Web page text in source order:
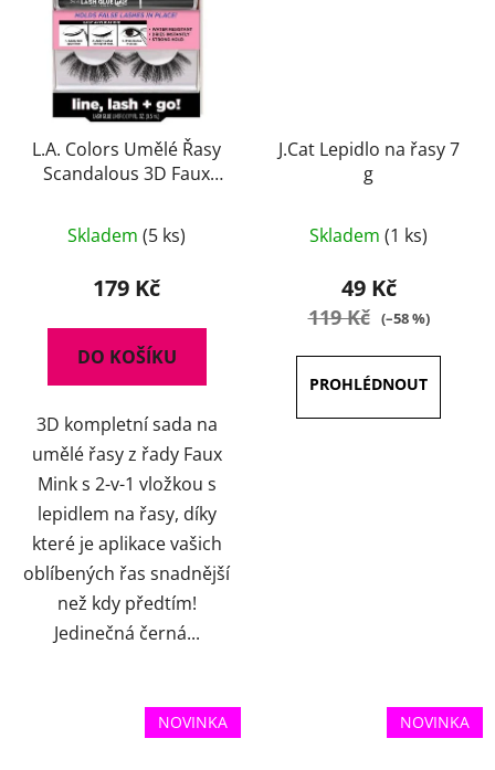
L.A. Colors Umělé Řasy
Scandalous 3D Faux
hodnocení
produktu
5,0
z
hvězdiček.
Skladem (5 ks)
179 Kč
DO KOŠÍKU
3D kompletní sada na
umělé řasy z řady Faux
Mink s 2-v-1 vložkou s
lepidlem na řasy, díky
které je aplikace vašich
oblíbených řas snadnější
než kdy předtím!
Jedinečná černá...
J.Cat Lepidlo na řasy 7
g
Skladem (1 ks)
49 Kč
119 Kč (–58 %)
NOVINKA NOVINKA